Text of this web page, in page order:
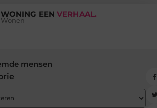
EEN VERHAAL.
mensen